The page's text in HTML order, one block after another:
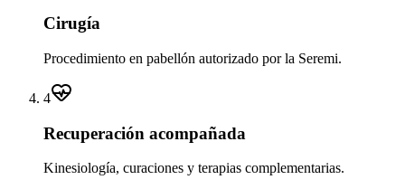
Cirugía
Procedimiento en pabellón autorizado por la Seremi.
4
Recuperación acompañada
Kinesiología, curaciones y terapias complementarias.